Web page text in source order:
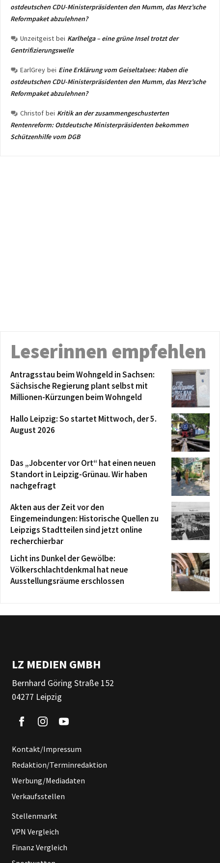
ostdeutschen CDU-Ministerpräsidenten den Mumm, das Merz’sche
Reformpaket abzulehnen?
Unzeitgeist bei Karlhelga – eine grüne Insel trotzt der
Gentrifizierungswelle
EarlGrey bei Eine Erklärung vom Geiseltalsee: Haben die
ostdeutschen CDU-Ministerpräsidenten den Mumm, das Merz’sche
Reformpaket abzulehnen?
Christof bei Kritik an der zusammengeschusterten
Rentenreform: Ostdeutsche Ministerpräsidenten bekommen
Schützenhilfe vom DGB
Leserinnen empfehlen
Antragsstau beim Wohngeld in Sachsen:
Sächsische Regierung plant selbst mit
Millionen-Kürzungen beim Wohngeld
Hallo Leipzig: So startet Mittwoch, der 5.
August 2026
Das „Jobcenter vor Ort“ hat einen neuen
Standort in Leipzig-Grünau. Wir haben
nachgefragt
Akten aus der Zeit vor den
Eingemeindungen: Historische Quellen zu
Leipzigs Stadtteilen sind jetzt online
recherchierbar
Licht ins Dunkel der Gewölbe:
Völkerschlachtdenkmal hat neue
Ausstellungsräume erschlossen
LZ MEDIEN GMBH
Bernhard Göring Straße 152
04277 Leipzig
Kontakt/Impressum
Redaktion/Terminredaktion
Werbung/Mediadaten
Verkaufsstellen
Stellenmarkt
VPN Vergleich
Finanz Vergleich